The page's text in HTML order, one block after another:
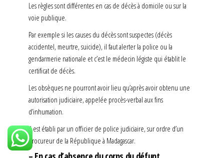
Les règles sont différentes en cas de décès à domicile ou sur la
voie publique.
Par exemple si les causes du décès sont suspectes (décès
accidentel, meurtre, suicide), il faut alerter la police ou la
gendarmerie nationale et c’est le médecin légiste qui établit le
certificat de décès.
Les obsèques ne pourront avoir lieu qu’après avoir obtenu une
autorisation judiciaire, appelée procès-verbal aux fins
d’inhumation.
Il est établi par un officier de police judiciaire, sur ordre d’un
procureur de la République à Madagascar.